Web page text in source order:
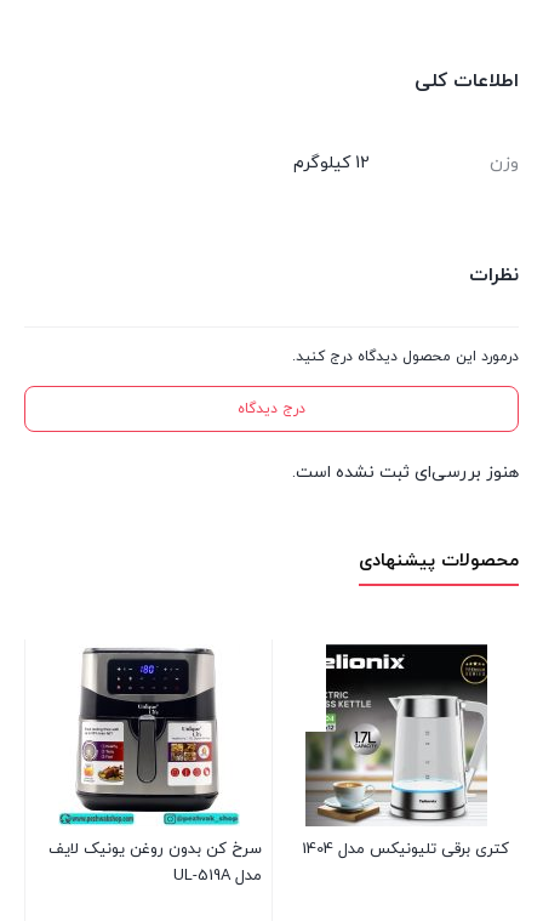
اطلاعات کلی
وزن 12 کیلوگرم
نظرات
درمورد این محصول دیدگاه درج کنید.
درج دیدگاه
هنوز بررسی‌ای ثبت نشده است.
محصولات پیشنهادی
کتری برقی تلیونیکس مدل 1404
سرخ کن بدون روغن یونیک لایف
مدل UL-519A